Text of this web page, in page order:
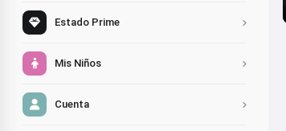
Estado Prime
Mis Niños
Cuenta